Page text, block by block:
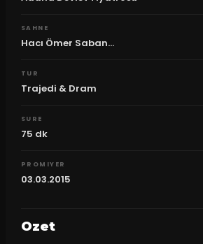
SAHNE
Hacı Ömer Saban...
TUR
Trajedi & Dram
SURE
75 dk
PROMIYER
03.03.2015
Ozet